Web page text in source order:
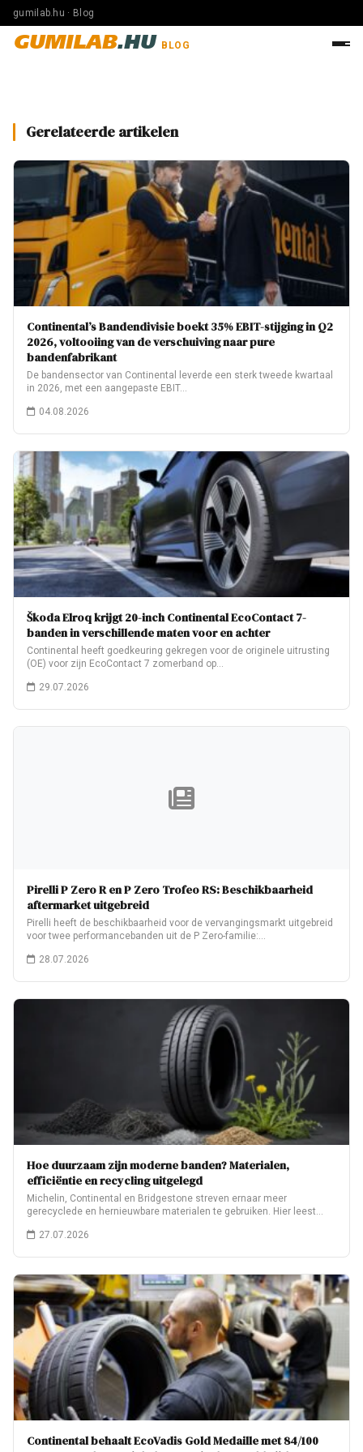
gumilab.hu · Blog
GUMILAB.HU BLOG
Gerelateerde artikelen
Continental’s Bandendivisie boekt 35% EBIT-stijging in Q2
2026, voltooiing van de verschuiving naar pure
bandenfabrikant
De bandensector van Continental leverde een sterk tweede kwartaal
in 2026, met een aangepaste EBIT…
04.08.2026
Škoda Elroq krijgt 20-inch Continental EcoContact 7-
banden in verschillende maten voor en achter
Continental heeft goedkeuring gekregen voor de originele uitrusting
(OE) voor zijn EcoContact 7 zomerband op…
29.07.2026
Pirelli P Zero R en P Zero Trofeo RS: Beschikbaarheid
aftermarket uitgebreid
Pirelli heeft de beschikbaarheid voor de vervangingsmarkt uitgebreid
voor twee performancebanden uit de P Zero-familie:…
28.07.2026
Hoe duurzaam zijn moderne banden? Materialen,
efficiëntie en recycling uitgelegd
Michelin, Continental en Bridgestone streven ernaar meer
gerecyclede en hernieuwbare materialen te gebruiken. Hier leest…
27.07.2026
Continental behaalt EcoVadis Gold Medaille met 84/100